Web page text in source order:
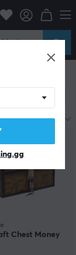
Nerf
Beliebteste
Chest Money